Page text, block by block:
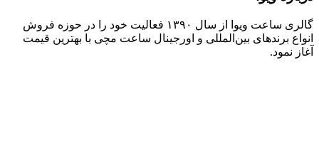
گالری ساعت ویوا از سال ۱۳۹۰ فعالیت خود را در حوزه فروش
انواع برندهای بین‌المللی و اورجینال ساعت مچی با بهترین قیمت
آغاز نمود.